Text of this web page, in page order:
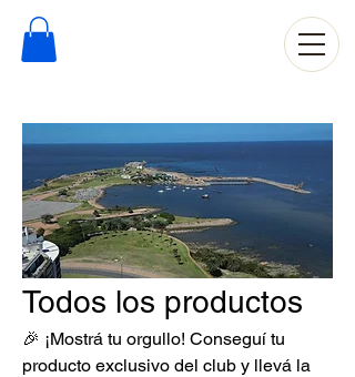
Todos los productos
🎉 ¡Mostrá tu orgullo! Conseguí tu
producto exclusivo del club y llevá la